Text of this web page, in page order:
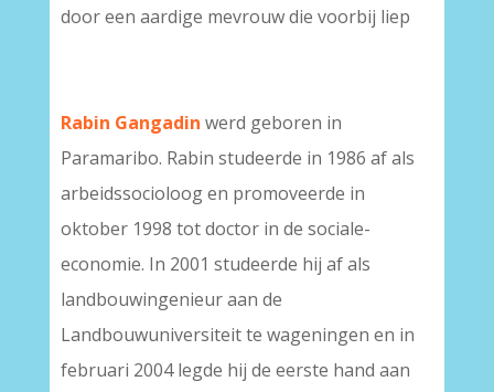
door een aardige mevrouw die voorbij liep
Rabin Gangadin werd geboren in
Paramaribo. Rabin studeerde in 1986 af als
arbeidssocioloog en promoveerde in
oktober 1998 tot doctor in de sociale-
economie. In 2001 studeerde hij af als
landbouwingenieur aan de
Landbouwuniversiteit te wageningen en in
februari 2004 legde hij de eerste hand aan